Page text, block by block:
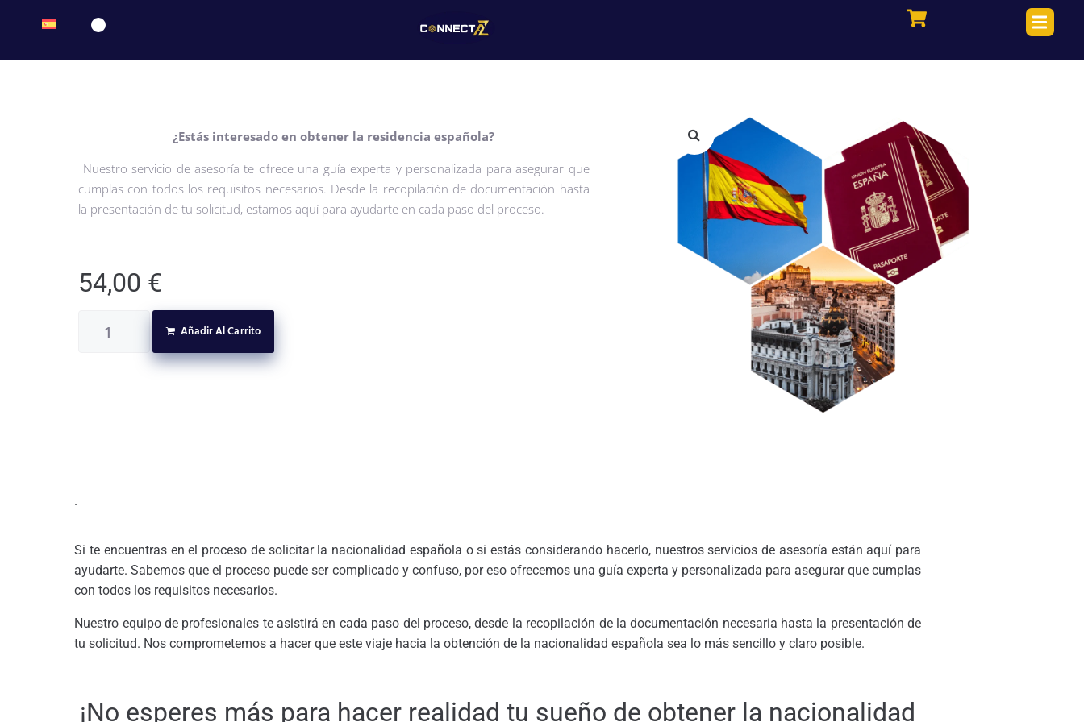
¿Estás interesado en obtener la residencia española?
Nuestro servicio de asesoría te ofrece una guía experta y personalizada para asegurar que
cumplas con todos los requisitos necesarios. Desde la recopilación de documentación hasta
la presentación de tu solicitud, estamos aquí para ayudarte en cada paso del proceso.
54,00 €
Añadir Al Carrito
.
Si te encuentras en el proceso de solicitar la nacionalidad española o si estás considerando hacerlo, nuestros servicios de asesoría están aquí para
ayudarte. Sabemos que el proceso puede ser complicado y confuso, por eso ofrecemos una guía experta y personalizada para asegurar que cumplas
con todos los requisitos necesarios.
Nuestro equipo de profesionales te asistirá en cada paso del proceso, desde la recopilación de la documentación necesaria hasta la presentación de
tu solicitud. Nos comprometemos a hacer que este viaje hacia la obtención de la nacionalidad española sea lo más sencillo y claro posible.
¡No esperes más para hacer realidad tu sueño de obtener la nacionalidad